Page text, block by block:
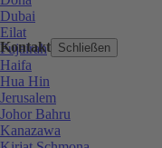
Kontakt Schließen
Dubai
Eilat
Fujairah
Haifa
Hua Hin
Jerusalem
Johor Bahru
Kanazawa